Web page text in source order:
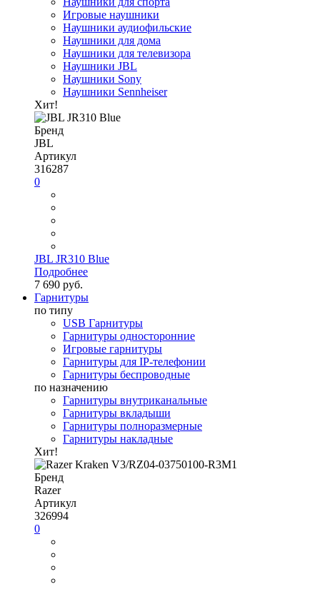
Игровые наушники
Наушники аудиофильские
Наушники для дома
Наушники для телевизора
Наушники JBL
Наушники Sony
Наушники Sennheiser
Хит!
Бренд
JBL
Артикул
316287
0
JBL JR310 Blue
Подробнее
7 690 руб.
Гарнитуры
по типу
USB Гарнитуры
Гарнитуры односторонние
Игровые гарнитуры
Гарнитуры для IP-телефонии
Гарнитуры беспроводные
по назначению
Гарнитуры внутриканальные
Гарнитуры вкладыши
Гарнитуры полноразмерные
Гарнитуры накладные
Хит!
Бренд
Razer
Артикул
326994
0